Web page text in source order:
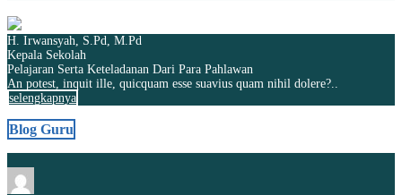
H. Irwansyah, S.Pd, M.Pd
Kepala Sekolah
Pelajaran Serta Keteladanan Dari Para Pahlawan
An potest, inquit ille, quicquam esse suavius quam nihil dolere?..
selengkapnya
Blog Guru